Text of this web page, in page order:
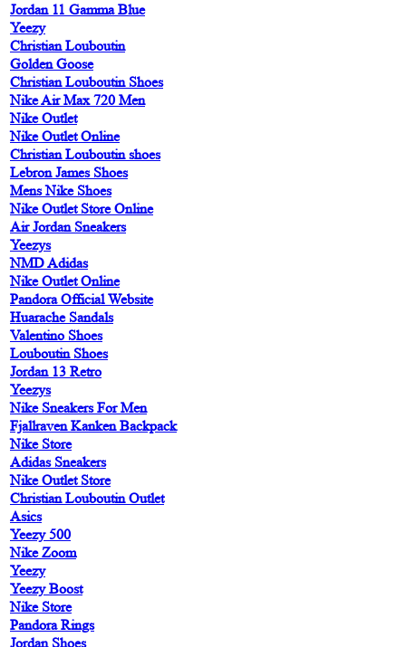
Jordan 11 Gamma Blue
Yeezy
Christian Louboutin
Golden Goose
Christian Louboutin Shoes
Nike Air Max 720 Men
Nike Outlet
Nike Outlet Online
Christian Louboutin shoes
Lebron James Shoes
Mens Nike Shoes
Nike Outlet Store Online
Air Jordan Sneakers
Yeezys
NMD Adidas
Nike Outlet Online
Pandora Official Website
Huarache Sandals
Valentino Shoes
Louboutin Shoes
Jordan 13 Retro
Yeezys
Nike Sneakers For Men
Fjallraven Kanken Backpack
Nike Store
Adidas Sneakers
Nike Outlet Store
Christian Louboutin Outlet
Asics
Yeezy 500
Nike Zoom
Yeezy
Yeezy Boost
Nike Store
Pandora Rings
Jordan Shoes